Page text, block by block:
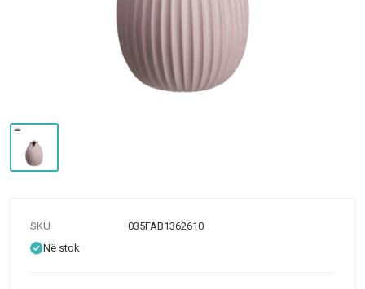
SKU
035FAB1362610
Në stok